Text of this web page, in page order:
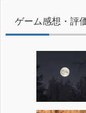
ゲーム感想・評